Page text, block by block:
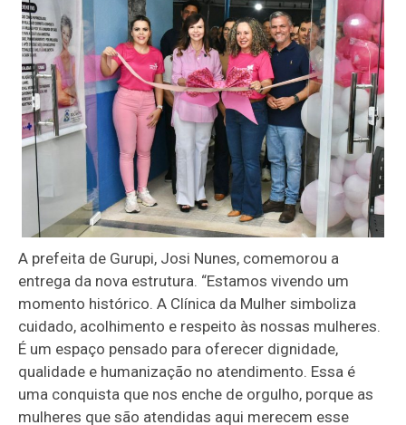
A prefeita de Gurupi, Josi Nunes, comemorou a
entrega da nova estrutura. “Estamos vivendo um
momento histórico. A Clínica da Mulher simboliza
cuidado, acolhimento e respeito às nossas mulheres.
É um espaço pensado para oferecer dignidade,
qualidade e humanização no atendimento. Essa é
uma conquista que nos enche de orgulho, porque as
mulheres que são atendidas aqui merecem esse